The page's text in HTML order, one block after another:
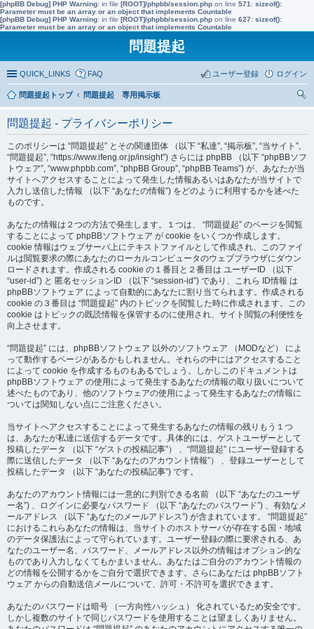
[phpBB Debug] PHP Warning: in file [ROOT]/phpbb/session.php on line 571 : sizeof():
Parameter must be an array or an object that implements Countable
[phpBB Debug] PHP Warning: in file [ROOT]/phpbb/session.php on line 627: sizeof():
Parameter must be an array or an object that implements Countable
問題提起
QUICK_LINKS FAQ ログイン
ユーザー登録
問題提起トップ
問題提起 専用掲示板
問題提起 - プライバシーポリシー
このポリシーは “問題提起” とその関連団体 （以下 “私達”, “掲示板”, “当サイト”,
“問題提起”, “https://www.ifeng.or.jp/insight”) さらには phpBB （以下 “phpBBソフ
トウェア”, “www.phpbb.com”, “phpBB Group”, “phpBB Teams”) が、あなたが当
サイトへアクセスすることによって発生した情報あるいはあなたが当サイトで
入力し送信した情報 （以下 “あなたの情報”) をどのように利用するかを述べた
ものです。
あなたの情報は２つの方法で発生します。１つは、 “問題提起” のページを閲覧
することによって phpBBソフトウェア が cookie をいくつか作成します。
cookie 情報はウェブサーバ上にテキストファイルとして作成され、このファイ
ルは閲覧要求の際にあなたのローカルコンピュータのウェブブラウザにダウン
ロードされます。作成される cookie の１番目と２番目は ユーザーID （以下
“user-id”) と 匿名セッションID （以下 “session-id”) であり、これら ID情報 は
phpBBソフトウェア によって自動的にあなたに割り当てられます。作成される
cookie の３番目は “問題提起” 内のトピックを閲覧した時に作成されます。この
cookie はトピックの既読情報を保管するのに使用され、サイト閲覧の利便性を
向上させます。
“問題提起” には、phpBBソフトウェア 以外のソフトウェア （MODなど） によ
って動作するページがあるかもしれません。それらの中にはアクセスすること
によって cookie を作成するものもあるでしょう。しかしこのドキュメントは
phpBBソフトウェア の使用によって発生するあなたの情報の取り扱いについて
述べたものであり、他のソフトウェアの使用によって発生するあなたの情報に
ついては関知しない点にご注意ください。
当サイトへアクセスすることによって発生するあなたの情報の残りもう１つ
は、あなたが私達に送信するデータです。具体的には、ゲストユーザーとして
投稿したデータ （以下 “ゲストの投稿記事”） 、“問題提起” にユーザー登録する
際に送信したデータ （以下 “あなたのアカウント情報”） 、登録ユーザーとして
投稿したデータ （以下 “あなたの投稿記事”) です。
あなたのアカウント情報には一意的に判別できる名前 （以下 “あなたのユーザ
ー名”) 、ログインに必要なパスワード （以下 “あなたのパスワード”) 、有効なメ
ールアドレス （以下 “あなたのメールアドレス”) が含まれています。 “問題提起”
におけるこれらあなたの情報は、当サイトのホストサーバが存在する国・地域
のデータ保護法によって守られています。ユーザー登録の際に要求される、あ
なたのユーザー名、パスワード、メールアドレス以外の情報はオプション的な
ものであり入力しなくてもかまいません。あなたはご自分のアカウント情報の
どの情報を公開するかをご自分で選択できます。さらにあなたは phpBBソフト
ウェア からの自動送信メールについて、許可・不許可を選択できます。
あなたのパスワードは暗号 （一方向性ハッシュ） 化されているため安全です。
しかし複数のサイトで同じパスワードを使用することは望ましくありません。